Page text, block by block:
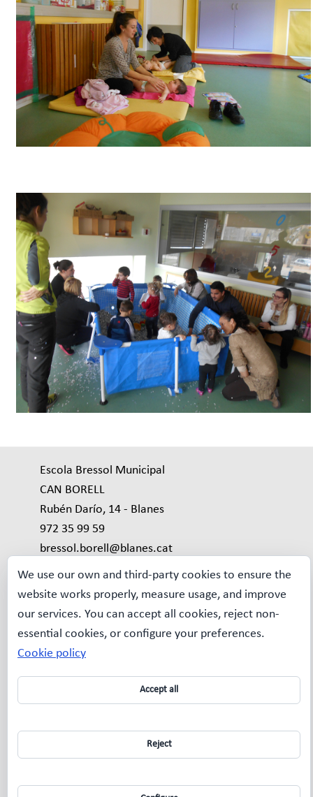
Escola Bressol Municipal
CAN BORELL
Rubén Darío, 14 - Blanes
972 35 99 59
bressol.borell@blanes.cat
Avís Legal
MAPA WEB
Qui som?
La nostra
escola
Galeria
We use our own and third-party cookies to ensure the
website works properly, measure usage, and improve
our services. You can accept all cookies, reject non-
essential cookies, or configure your preferences.
Cookie policy
Accept all
Reject